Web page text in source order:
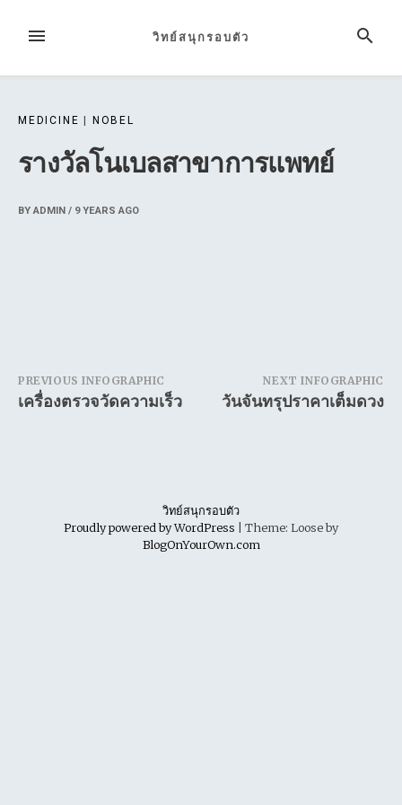
MENU SEARCH
วิทย์สนุกรอบตัว
MEDICINE NOBEL
รางวัลโนเบลสาขาการแพทย์
BYADMIN / 9 YEARS AGO
Post
navigation
PREVIOUS INFOGRAPHIC
เครื่องตรวจวัดความเร็ว
NEXT INFOGRAPHIC
วันจันทรุปราคาเต็มดวง
วิทย์สนุกรอบตัว
Proudly powered by WordPress
Theme: Loose by
BlogOnYourOwn.com